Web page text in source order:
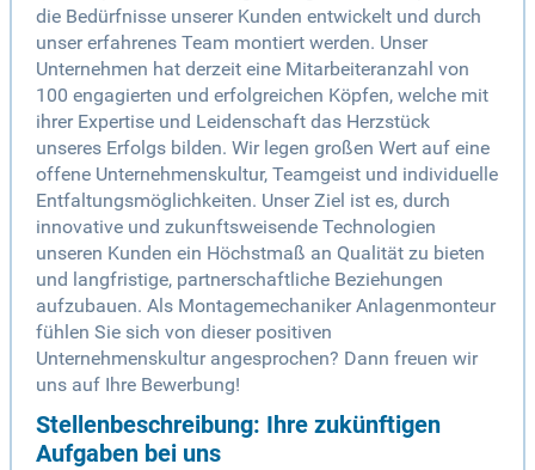
die Bedürfnisse unserer Kunden entwickelt und durch
unser erfahrenes Team montiert werden. Unser
Unternehmen hat derzeit eine Mitarbeiteranzahl von
100 engagierten und erfolgreichen Köpfen, welche mit
ihrer Expertise und Leidenschaft das Herzstück
unseres Erfolgs bilden. Wir legen großen Wert auf eine
offene Unternehmenskultur, Teamgeist und individuelle
Entfaltungsmöglichkeiten. Unser Ziel ist es, durch
innovative und zukunftsweisende Technologien
unseren Kunden ein Höchstmaß an Qualität zu bieten
und langfristige, partnerschaftliche Beziehungen
aufzubauen. Als Montagemechaniker Anlagenmonteur
fühlen Sie sich von dieser positiven
Unternehmenskultur angesprochen? Dann freuen wir
uns auf Ihre Bewerbung!
Stellenbeschreibung: Ihre zukünftigen
Aufgaben bei uns